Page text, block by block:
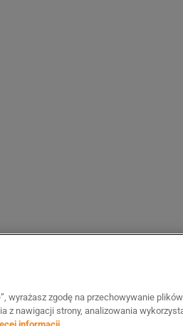
wyrażasz zgodę na przechowywanie
z nawigacji strony, analizowania